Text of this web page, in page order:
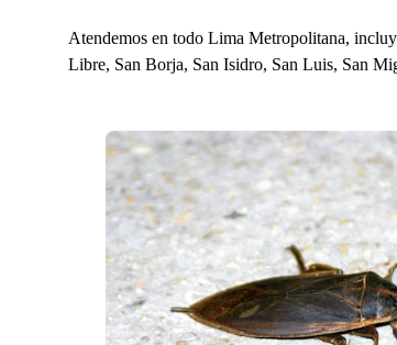
Atendemos en todo Lima Metropolitana,
Libre, San Borja, San Isidro, San Luis, San